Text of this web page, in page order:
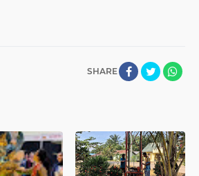
SHARE